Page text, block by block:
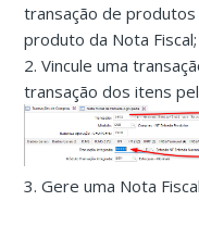
transação de
produto da Nota Fiscal;
2. Vincule uma
transação dos itens
3. Gere uma Nota